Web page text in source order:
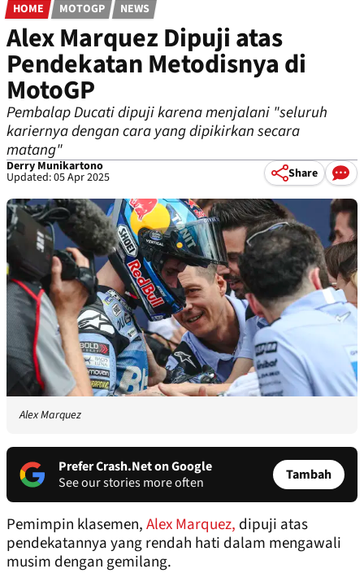
HOME MOTOGP NEWS
Alex Marquez Dipuji atas
Pendekatan Metodisnya di
MotoGP
Pembalap Ducati dipuji karena menjalani "seluruh
kariernya dengan cara yang dipikirkan secara
matang"
Derry Munikartono
Updated: 05 Apr 2025 Share
Alex Marquez
Prefer Crash.Net on Google
See our stories more often
Tambah
Pemimpin klasemen,Alex Marquez, dipuji atas
pendekatannya yang rendah hati dalam mengawali
musim dengan gemilang.